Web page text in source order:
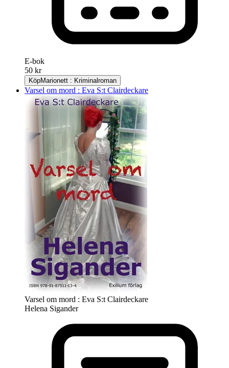
E-bok
50 kr
KöpMarionett : Kriminalroman
Varsel om mord : Eva S:t Clairdeckare
Varsel om mord : Eva S:t Clairdeckare
Helena Sigander